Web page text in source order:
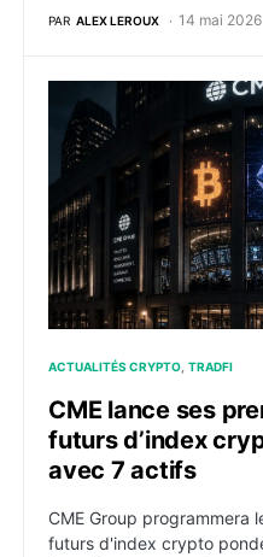
PAR ALEX LEROUX 14 mai 2026
CME lance ses
ACTUALITÉS CRYPTO TRADFI
CME lance ses
futurs d’index
avec 7 actifs
CME Group programmera
futurs d'index crypto